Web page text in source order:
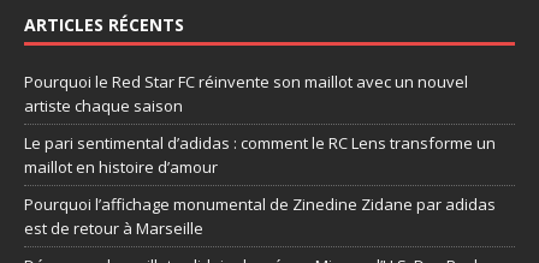
ARTICLES RÉCENTS
Pourquoi le Red Star FC réinvente son maillot avec un nouvel
artiste chaque saison
Le pari sentimental d’adidas : comment le RC Lens transforme un
maillot en histoire d’amour
Pourquoi l’affichage monumental de Zinedine Zidane par adidas
est de retour à Marseille